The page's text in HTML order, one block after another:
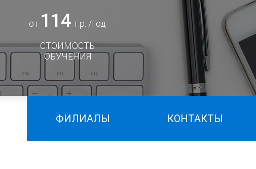
от 114 т.р. /год
СТОИМОСТЬ
ОБУЧЕНИЯ
ФИЛИАЛЫ КОНТАКТЫ